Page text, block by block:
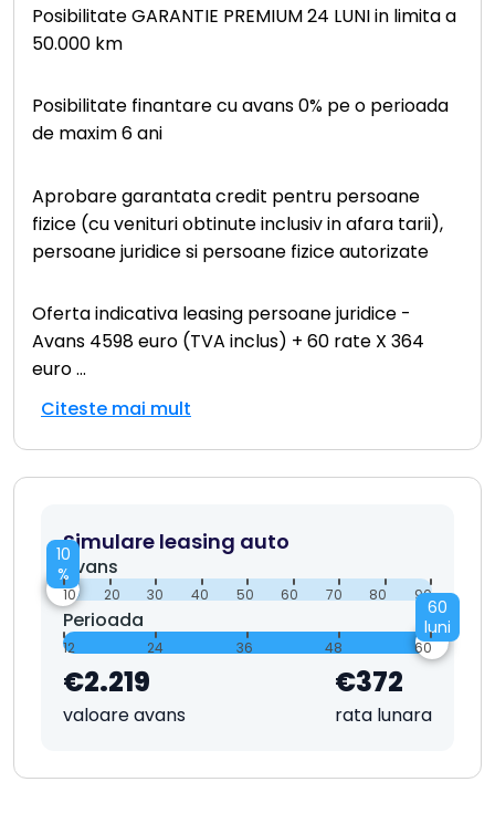
Posibilitate GARANTIE PREMIUM 24 LUNI in limita a
50.000 km
Posibilitate finantare cu avans 0% pe o perioada
de maxim 6 ani
Aprobare garantata credit pentru persoane
fizice (cu venituri obtinute inclusiv in afara tarii),
persoane juridice si persoane fizice autorizate
Oferta indicativa leasing persoane juridice -
Avans 4598 euro (TVA inclus) + 60 rate X 364
euro...
Citeste mai mult
Simulare leasing auto
Avans
10
%
10 20 30 40 50 60 70 80 90
Perioada
60
luni
12 24 36 48 60
€2.219
valoare avans
€372
rata lunara